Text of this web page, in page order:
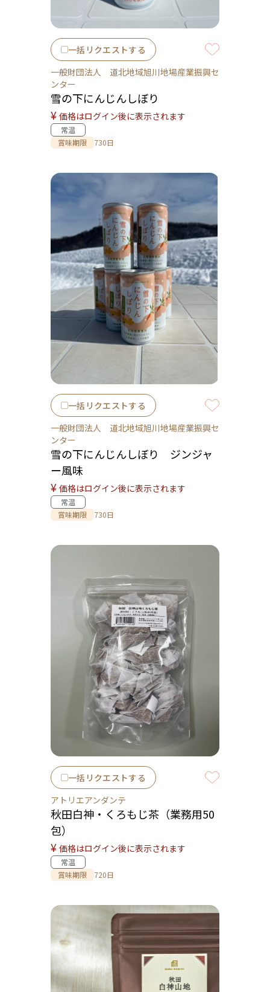
一括リクエストする
一般財団法人 道北地域旭川地場産業振興セ
ンター
雪の下にんじんしぼり
¥ 価格はログイン後に表示されます
常温
賞味期限
730日
一括リクエストする
一般財団法人 道北地域旭川地場産業振興セ
ンター
雪の下にんじんしぼり ジンジャ
ー風味
¥ 価格はログイン後に表示されます
常温
賞味期限
730日
一括リクエストする
アトリエアンダンテ
秋田白神・くろもじ茶（業務用50
包）
¥ 価格はログイン後に表示されます
常温
賞味期限
720日